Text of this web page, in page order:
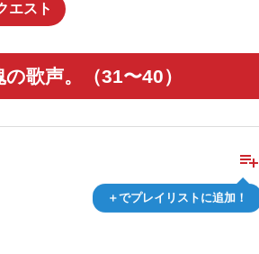
エスト
歌声。（31〜40）
playlist_add
＋でプレイリストに追加！